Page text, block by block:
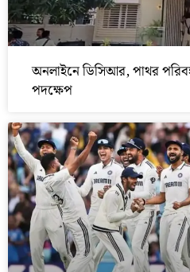
অনলাইনে ডিসিআর, পাথর
পদক্ষেপ